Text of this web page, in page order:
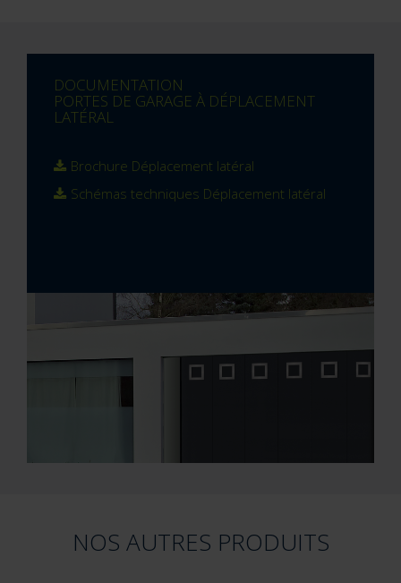
DOCUMENTATION
PORTES DE GARAGE À DÉPLACEMENT
LATÉRAL
Brochure Déplacement latéral
Schémas techniques Déplacement latéral
NOS AUTRES PRODUITS